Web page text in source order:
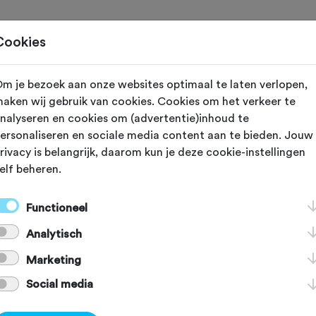
Oudenaarde
is een prachtig
Koppenberg! Bij binnenkomst
de koers in. Als koersliefhebber
harte welkom om te genieten
je bezoek aan onze websites optimaal te laten verlopen,
wij gebruik van cookies. Cookies om het verkeer te
en cookies om (advertentie)inhoud te
en sociale media content aan te bieden. Jouw
is belangrijk, daarom kun je deze cookie-instellingen
beheren.
Functioneel
Analytisch
Marketing
Social media